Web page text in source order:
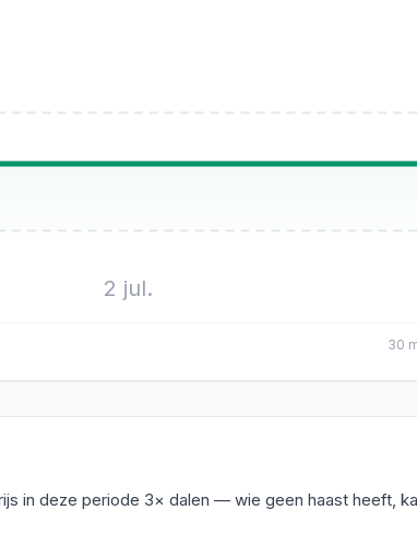
2 jul.
30
in deze periode 3× dalen — wie geen haast heeft,